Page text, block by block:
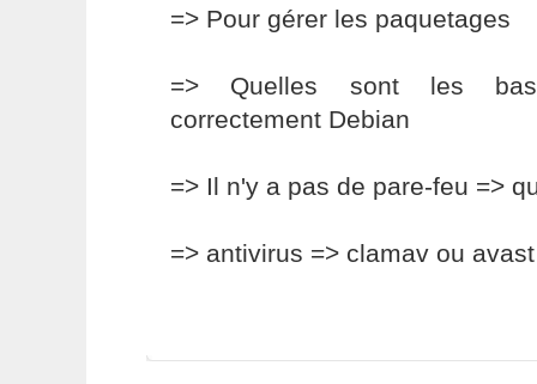
=> Pour gérer les paquetages
=> Quelles sont les
correctement Debian
=> Il n'y a pas de pare-feu =>
=> antivirus => clamav ou